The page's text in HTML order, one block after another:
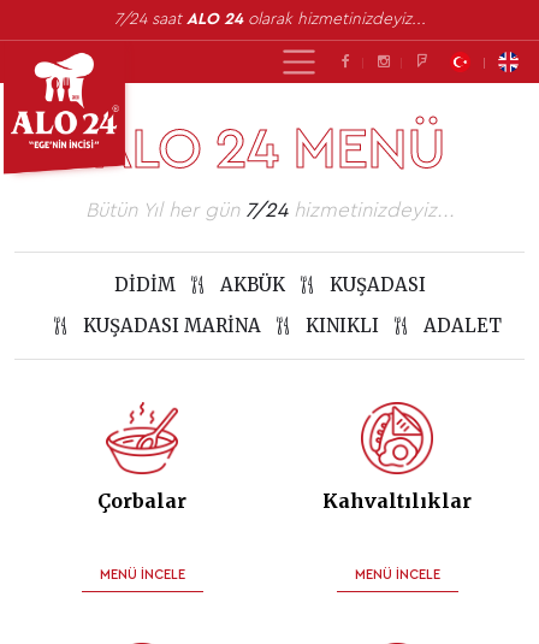
7/24 saat ALO 24olarak hizmetinizdeyiz...
ALO 24 MENÜ
Bütün Yıl her gün 7/24hizmetinizdeyiz...
DIDIM AKBÜK
KUŞADASI
KUŞADASI MARINA
KINIKLI ADALET
Çorbalar
MENÜ İNCELE
Kahvaltılıklar
MENÜ İNCELE